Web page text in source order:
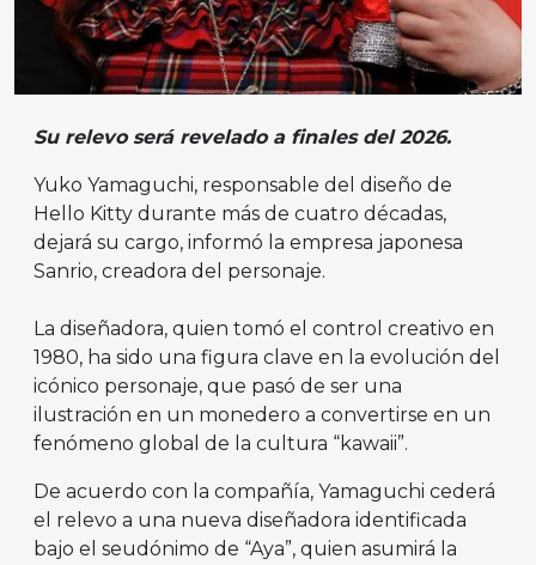
Su relevo será revelado a finales del 2026.
Yuko Yamaguchi, responsable del diseño de
Hello Kitty durante más de cuatro décadas,
dejará su cargo, informó la empresa japonesa
Sanrio, creadora del personaje.
La diseñadora, quien tomó el control creativo en
1980, ha sido una figura clave en la evolución del
icónico personaje, que pasó de ser una
ilustración en un monedero a convertirse en un
fenómeno global de la cultura “kawaii”.
De acuerdo con la compañía, Yamaguchi cederá
el relevo a una nueva diseñadora identificada
bajo el seudónimo de “Aya”, quien asumirá la